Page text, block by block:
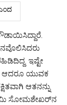
ಇಷ್ಟೇ
ಆದರೂ ಯುವಕ
ಆತನನ್ನು
ಸೋಮಶೇಖರ್‌ನ